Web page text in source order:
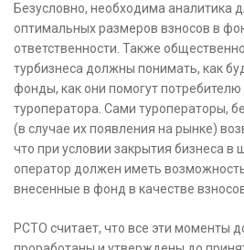
Безусловно, необходима аналитика
оптимальных размеров взносов в
ответственности. Также
турбизнеса должны понимать, как
фонды, как они помогут потребителю
туроператора. Сами туроператоры,
(в случае их появления на рынке)
что при условии закрытия бизнеса
оператор должен иметь
внесенные в фонд в качестве
РСТО считает, что все эти моменты